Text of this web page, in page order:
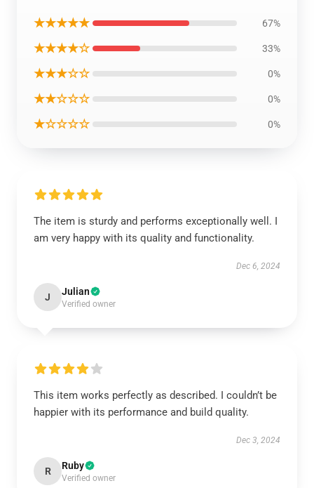
★★★★★ 67%
★★★★☆ 33%
★★★☆☆ 0%
★★☆☆☆ 0%
★☆☆☆☆ 0%
The item is sturdy and performs exceptionally well. I
am very happy with its quality and functionality.
Dec 6, 2024
J Julian
Verified owner
This item works perfectly as described. I couldn’t be
happier with its performance and build quality.
Dec 3, 2024
R Ruby
Verified owner